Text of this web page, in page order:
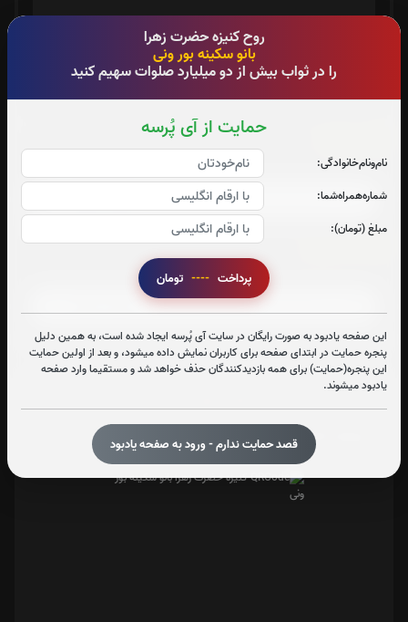
روح کنیزه حضرت‌ زهرا
بانو سکینه بور ونی
را در ثواب بیش از دو میلیارد صلوات سهیم کنید
حمایت از آی پُرسه
نام‌و‌نام‌خانوادگی:
شماره‌همراه‌شما:
مبلغ (تومان):
پرداخت ----
این صفحه یادبود به صورت رایگان در سایت آی پُرسه ایجاد شده است، به همین دلیل
پنجره حمایت در ابتدای صفحه برای کاربران نمایش داده میشود، و بعد از اولین حمایت
این پنجره(حمایت) برای همه بازدیدکنندگان حذف خواهد شد و مستقیما وارد صفحه
یادبود میشوند.
قصد حمایت ندارم - ورود به صفحه یادبود
صوت سوره قدر
صوت آیت الکرسی
اشتراک گذاری